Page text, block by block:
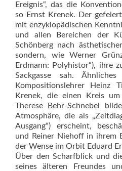
Ereignis“, das die
so Ernst Krenek. Der
mit enzyklopädischen
und allen Bereichen der
Schönberg nach
sondern, wie Werner
Erdmann: Polyhistor“), ihre
Sackgasse sah.
Kompositionslehrer Heinz
Krenek, die einen Kreis
Therese Behr-Schnebel
Atmosphäre, die als
Ausgang“) erscheint,
und Reiner Niehoff in ihrem
der Wense im Orbit Eduard
Über den Scharfblick und
seines älteren Freundes